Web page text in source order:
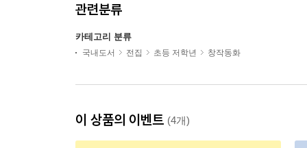
관련분류
카테고리 분류
국내도서 전집 초등 저학년 창작동화
이 상품의 이벤트 (4개)